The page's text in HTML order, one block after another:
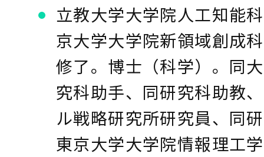
立教大学大学院人工知能
京大学大学院新領域創成
修了。博士（科学）。同
究科助手、同研究科助教
ル戦略研究所研究員、同
東京大学大学院情報理工